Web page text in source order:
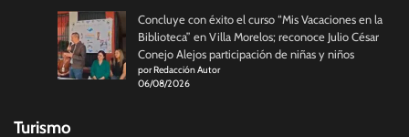
Concluye con éxito el curso “Mis Vacaciones en la
Biblioteca” en Villa Morelos; reconoce Julio César
Conejo Alejos participación de niñas y niños
por Redacción Autor
06/08/2026
Turismo